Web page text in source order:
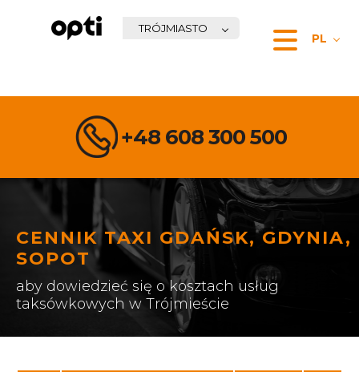
PL
TRÓJMIASTO
+48 608 300 500
CENNIK TAXI GDAŃSK, GDYNIA,
SOPOT
aby dowiedzieć się o kosztach usług
taksówkowych w Trójmieście